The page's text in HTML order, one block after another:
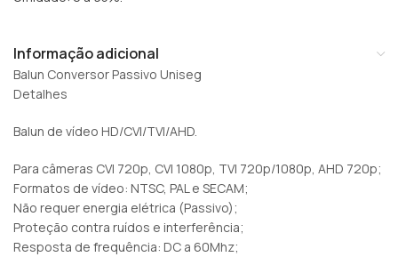
Informação adicional
Balun Conversor Passivo Uniseg
Detalhes
Balun de vídeo HD/CVI/TVI/AHD.
Para câmeras CVI 720p, CVI 1080p, TVI 720p/1080p, AHD 720p;
Formatos de vídeo: NTSC, PAL e SECAM;
Não requer energia elétrica (Passivo);
Proteção contra ruídos e interferência;
Resposta de frequência: DC a 60Mhz;